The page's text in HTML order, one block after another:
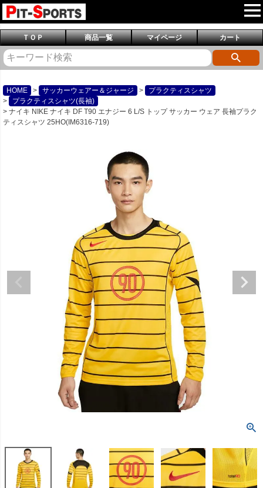
ＴＯＰ 商品一覧 マイページ カート
HOME サッカーウェアー＆ジャージ
プラクティスシャツ
プラクティスシャツ(長袖)
ナイキ NIKE ナイキ DF T90 エナジー 6 L/S トップ サッカー ウェア 長袖プラク
ティスシャツ 25HO(IM6316-719)